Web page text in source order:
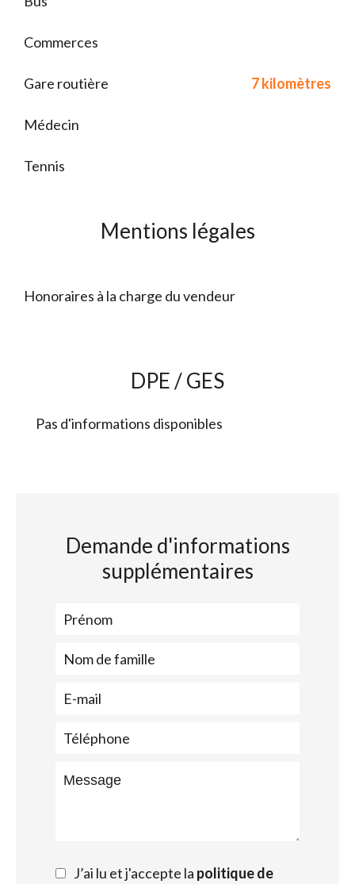
Commerces
Gare routière 7 kilomètres
Médecin
Tennis
Mentions légales
Honoraires à la charge du vendeur
DPE / GES
Pas d'informations disponibles
Demande d'informations
supplémentaires
J’ai lu et j'accepte la politique de